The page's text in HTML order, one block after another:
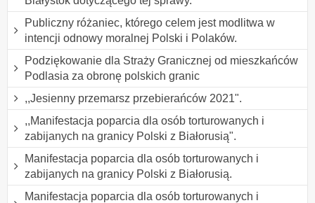
Publiczny różaniec, którego celem jest modlitwa w
intencji odnowy moralnej Polski i Polaków.
Podziękowanie dla Straży Granicznej od mieszkańców
Podlasia za obronę polskich granic
,,Jesienny przemarsz przebierańców 2021".
,,Manifestacja poparcia dla osób torturowanych i
zabijanych na granicy Polski z Białorusią".
Manifestacja poparcia dla osób torturowanych i
zabijanych na granicy Polski z Białorusią.
Manifestacja poparcia dla osób torturowanych i